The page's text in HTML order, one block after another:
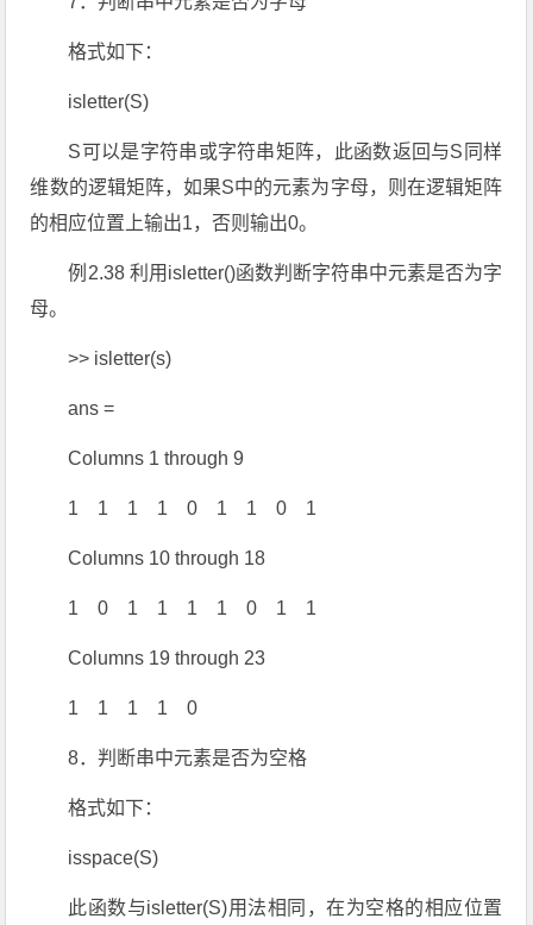
格式如下：
isletter(S)
S可以是字符串或字符串矩阵，此函数返回与S同样
维数的逻辑矩阵，如果S中的元素为字母，则在逻辑矩阵
的相应位置上输出1，否则输出0。
例2.38 利用isletter()函数判断字符串中元素是否为字
母。
>> isletter(s)
ans =
Columns 1 through 9
1 1 1 1 0 1 1 0 1
Columns 10 through 18
1 0 1 1 1 1 0 1 1
Columns 19 through 23
1 1 1 1 0
8．判断串中元素是否为空格
格式如下：
isspace(S)
此函数与isletter(S)用法相同，在为空格的相应位置